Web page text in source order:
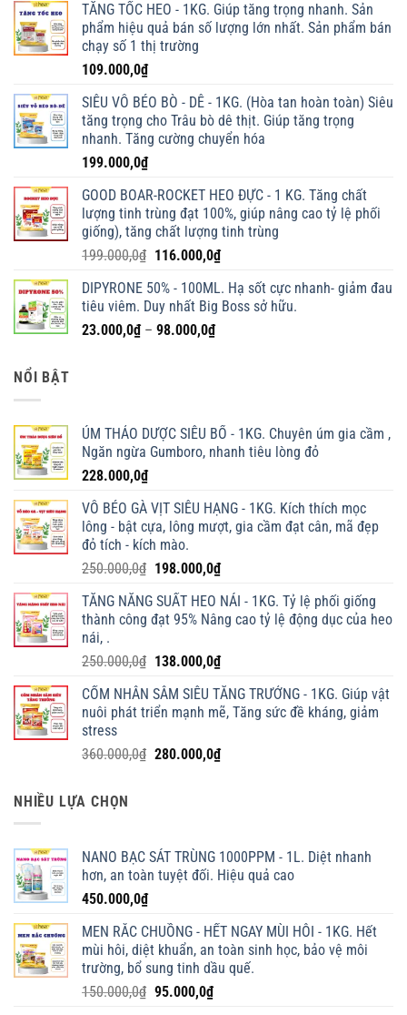
TĂNG TỐC HEO - 1KG. Giúp tăng trọng nhanh. Sản
phẩm hiệu quả bán số lượng lớn nhất. Sản phẩm bán
chạy số 1 thị trường
109.000,0₫
SIÊU VỖ BÉO BÒ - DÊ - 1KG. (Hòa tan hoàn toàn) Siêu
tăng trọng cho Trâu bò dê thịt. Giúp tăng trọng
nhanh. Tăng cường chuyển hóa
199.000,0₫
GOOD BOAR-ROCKET HEO ĐỰC - 1 KG. Tăng chất
lượng tinh trùng đạt 100%, giúp nâng cao tỷ lệ phối
giống), tăng chất lượng tinh trùng
199.000,0₫ Giá
là:
199.000,0₫.
116.000,0₫Giá
tại
là:
DIPYRONE 50% - 100ML. Hạ sốt cực nhanh- giảm đau
tiêu viêm. Duy nhất Big Boss sở hữu.
23.000,0₫ – 98.000,0₫Khoảng
98.000,0₫
NỔI BẬT
ÚM THẢO DƯỢC SIÊU BỔ - 1KG. Chuyên úm gia cầm ,
Ngăn ngừa Gumboro, nhanh tiêu lòng đỏ
228.000,0₫
VỖ BÉO GÀ VỊT SIÊU HẠNG - 1KG. Kích thích mọc
lông - bật cựa, lông mượt, gia cầm đạt cân, mã đẹp
đỏ tích - kích mào.
250.000,0₫ Giá
là:
250.000,0₫.
198.000,0₫Giá
tại
là:
TĂNG NĂNG SUẤT HEO NÁI - 1KG. Tỷ lệ phối giống
thành công đạt 95% Nâng cao tỷ lệ động dục của heo
nái, .
250.000,0₫ Giá
là:
250.000,0₫.
138.000,0₫Giá
tại
là:
CỐM NHÂN SÂM SIÊU TĂNG TRƯỞNG - 1KG. Giúp vật
nuôi phát triển mạnh mẽ, Tăng sức đề kháng, giảm
stress
360.000,0₫ Giá
280.000,0₫Giá
NHIỀU LỰA CHỌN
NANO BẠC SÁT TRÙNG 1000PPM - 1L. Diệt nhanh
hơn, an toàn tuyệt đối. Hiệu quả cao
450.000,0₫
MEN RẮC CHUỒNG - HẾT NGAY MÙI HÔI - 1KG. Hết
mùi hôi, diệt khuẩn, an toàn sinh học, bảo vệ môi
trường, bổ sung tinh dầu quế.
150.000,0₫ Giá
95.000,0₫Giá